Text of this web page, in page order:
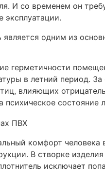
И со временем он
эксплуатации.
одним из
герметичности
в летний период.
влияющих
психическое состояние
комфорт
В створке
исключает